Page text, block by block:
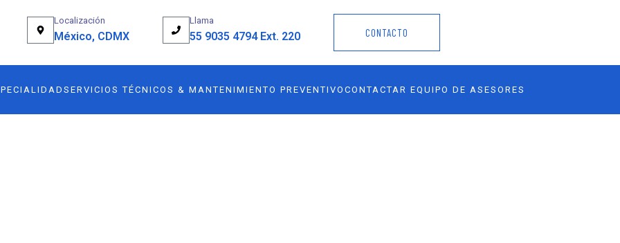
Localización
México, CDMX
Llama
55 9035 4794 Ext. 220 CONTACTO
SERVICIOS TÉCNICOS & MANTENIMIENTO PREVENTIVO CONTACTAR EQUIPO DE ASESORES